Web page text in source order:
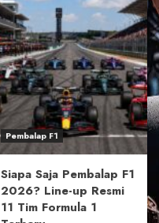
Pembalap F1
Siapa Saja Pembalap F1
2026? Line-up Resmi
11 Tim Formula 1